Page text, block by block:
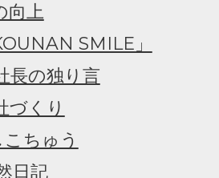
向上
SMILE」
長の独り言
づくり
ちゅう
日記